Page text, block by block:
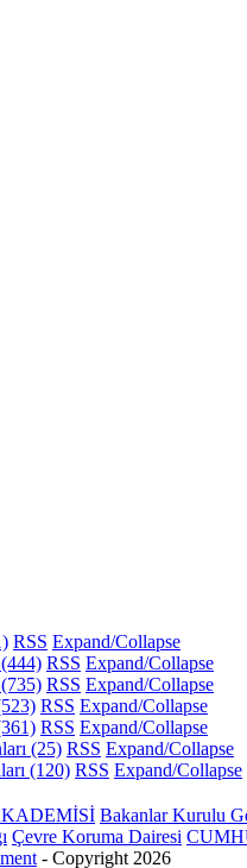
RSS Expand/Collapse
(444) RSS Expand/Collapse
(735) RSS Expand/Collapse
RSS Expand/Collapse
RSS Expand/Collapse
(25) RSS Expand/Collapse
(120) RSS Expand/Collapse
Bakanlar Kurulu
Çevre Koruma Dairesi
- Copyright 2026